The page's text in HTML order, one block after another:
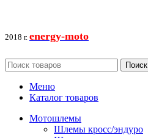
2018 г. energy-moto
Поиск
Меню
Каталог товаров
Мотошлемы
Шлемы кросс/эндуро